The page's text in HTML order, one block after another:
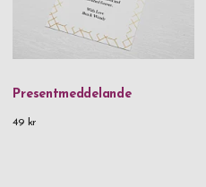
Presentmeddelande
49 kr